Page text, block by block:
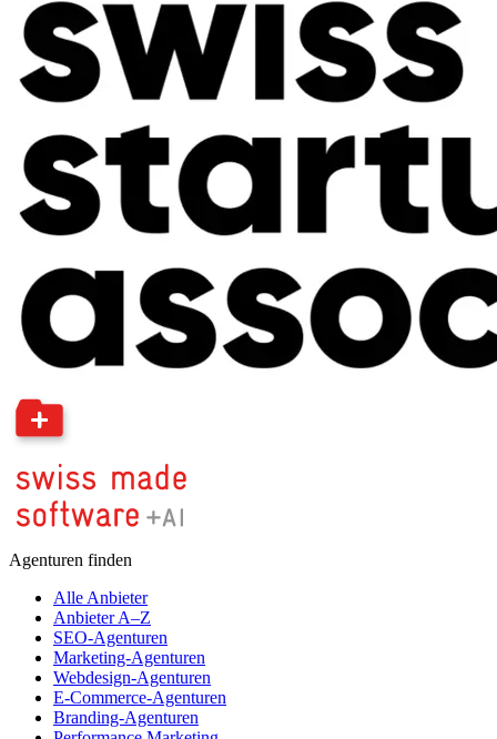
Agenturen finden
Alle Anbieter
Anbieter A–Z
SEO-Agenturen
Marketing-Agenturen
Webdesign-Agenturen
E-Commerce-Agenturen
Branding-Agenturen